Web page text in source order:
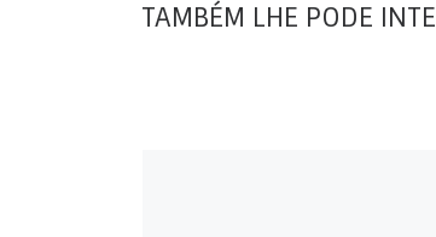
TAMBÉM LHE PODE